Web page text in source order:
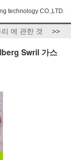
technology CO.,LTD.
리 에 관한 것 >>
Swril 가스